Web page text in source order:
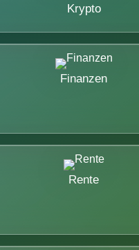
Krypto
Finanzen
Rente